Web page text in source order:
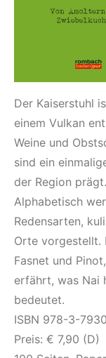
Der Kaiserstuhl
einem Vulkan
Weine und
sind ein
der Region prägt.
Alphabetisch
Redensarten,
Orte vorgestellt.
Fasnet und
erfährt, was Nai
bedeutet.
ISBN 978-3-
Preis: € 7,90 (D)